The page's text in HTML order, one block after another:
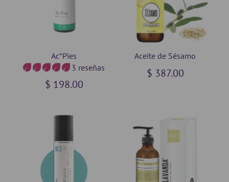
Ac*Pies
3 reseñas
$ 198.00
Aceite de Sésamo
$ 387.00